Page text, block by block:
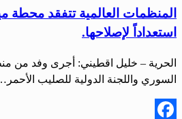
المنظمات العالمية تتفقد
استعداداً لإصلاحها.
الحرية – خليل اقطيني: أجرى وفد من
السوري واللجنة الدولية للصليب